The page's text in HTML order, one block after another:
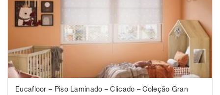
Eucafloor – Piso Laminado – Clicado – Coleção Gran